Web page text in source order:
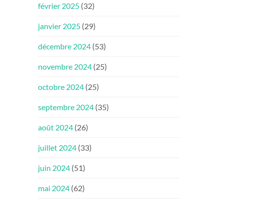
février 2025 (32)
janvier 2025 (29)
décembre 2024 (53)
novembre 2024 (25)
octobre 2024 (25)
septembre 2024 (35)
août 2024 (26)
juillet 2024 (33)
juin 2024 (51)
mai 2024 (62)